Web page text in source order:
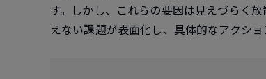
す。しかし、これらの要因は見えづらく
えない課題が表面化し、具体的なアクショ